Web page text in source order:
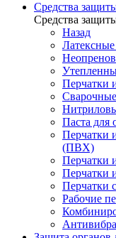
Средства
Средства
Назад
Перчатки
Паста для
Перчатки
(ПВХ)
Перчатки
Перчатки
Перчатки
Рабочие